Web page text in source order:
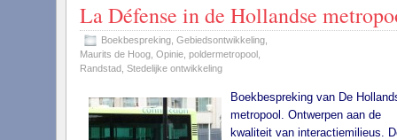
La Défense in de Hollandse
Boekbespreking, Gebiedsontwikkeling,
Maurits de Hoog, Opinie, poldermetropool,
Randstad, Stedelijke ontwikkeling
Boekbespreking van De
metropool. Ontwerpen aan de
kwaliteit van interactiemilieus.